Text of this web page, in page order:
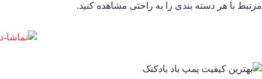
مرتبط با هر دسته بندی را به راحتی مشاهده کنید.